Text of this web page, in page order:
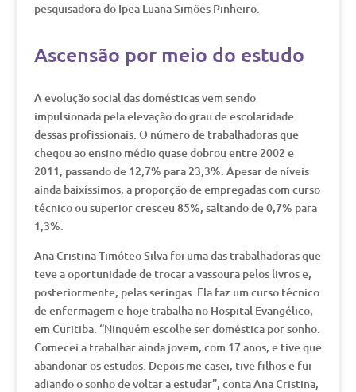
pesquisadora do Ipea Luana Simões Pinheiro.
Ascensão por meio do estudo
A evolução social das domésticas vem sendo
impulsionada pela elevação do grau de escolaridade
dessas profissionais. O número de trabalhadoras que
chegou ao ensino médio quase dobrou entre 2002 e
2011, passando de 12,7% para 23,3%. Apesar de níveis
ainda baixíssimos, a proporção de empregadas com curso
técnico ou superior cresceu 85%, saltando de 0,7% para
1,3%.
Ana Cristina Timóteo Silva foi uma das trabalhadoras que
teve a oportunidade de trocar a vassoura pelos livros e,
posteriormente, pelas seringas. Ela faz um curso técnico
de enfermagem e hoje trabalha no Hospital Evangélico,
em Curitiba. “Ninguém escolhe ser doméstica por sonho.
Comecei a trabalhar ainda jovem, com 17 anos, e tive que
abandonar os estudos. Depois me casei, tive filhos e fui
adiando o sonho de voltar a estudar”, conta Ana Cristina,